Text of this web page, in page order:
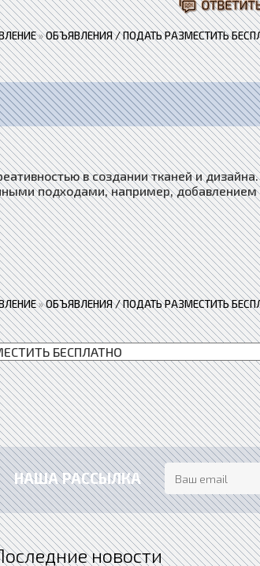
»ОБЪЯВЛЕНИЯ / ПОДАТЬ РАЗМЕСТИТЬ
в создании тканей и
подходами, например, добавлением
»ОБЪЯВЛЕНИЯ / ПОДАТЬ РАЗМЕСТИТЬ
НАША РАССЫЛКА
новости